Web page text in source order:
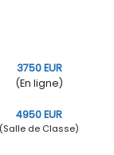
3750 EUR
(En ligne)
4950 EUR
(Salle de Classe)